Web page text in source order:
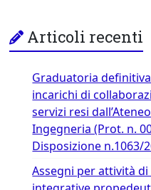
Articoli recenti
Graduatoria
incarichi di
servizi resi
Ingegneria (Prot. n.
Disposizione n.1063/
Assegni per attività